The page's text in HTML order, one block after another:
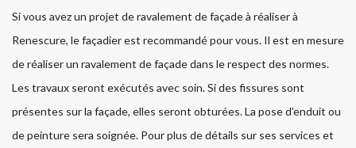
Si vous avez un projet de ravalement de façade à réaliser à
Renescure, le façadier est recommandé pour vous. Il est en mesure
de réaliser un ravalement de façade dans le respect des normes.
Les travaux seront exécutés avec soin. Si des fissures sont
présentes sur la façade, elles seront obturées. La pose d’enduit ou
de peinture sera soignée. Pour plus de détails sur ses services et